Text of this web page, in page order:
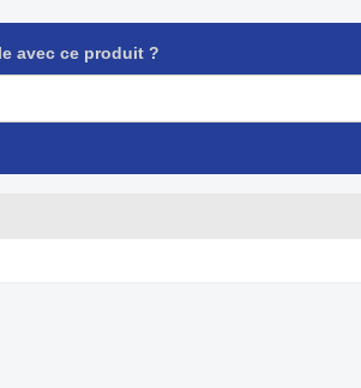
avec ce produit ?